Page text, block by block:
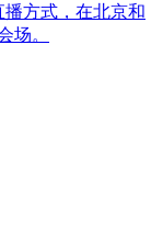
方式，在北京和
场。